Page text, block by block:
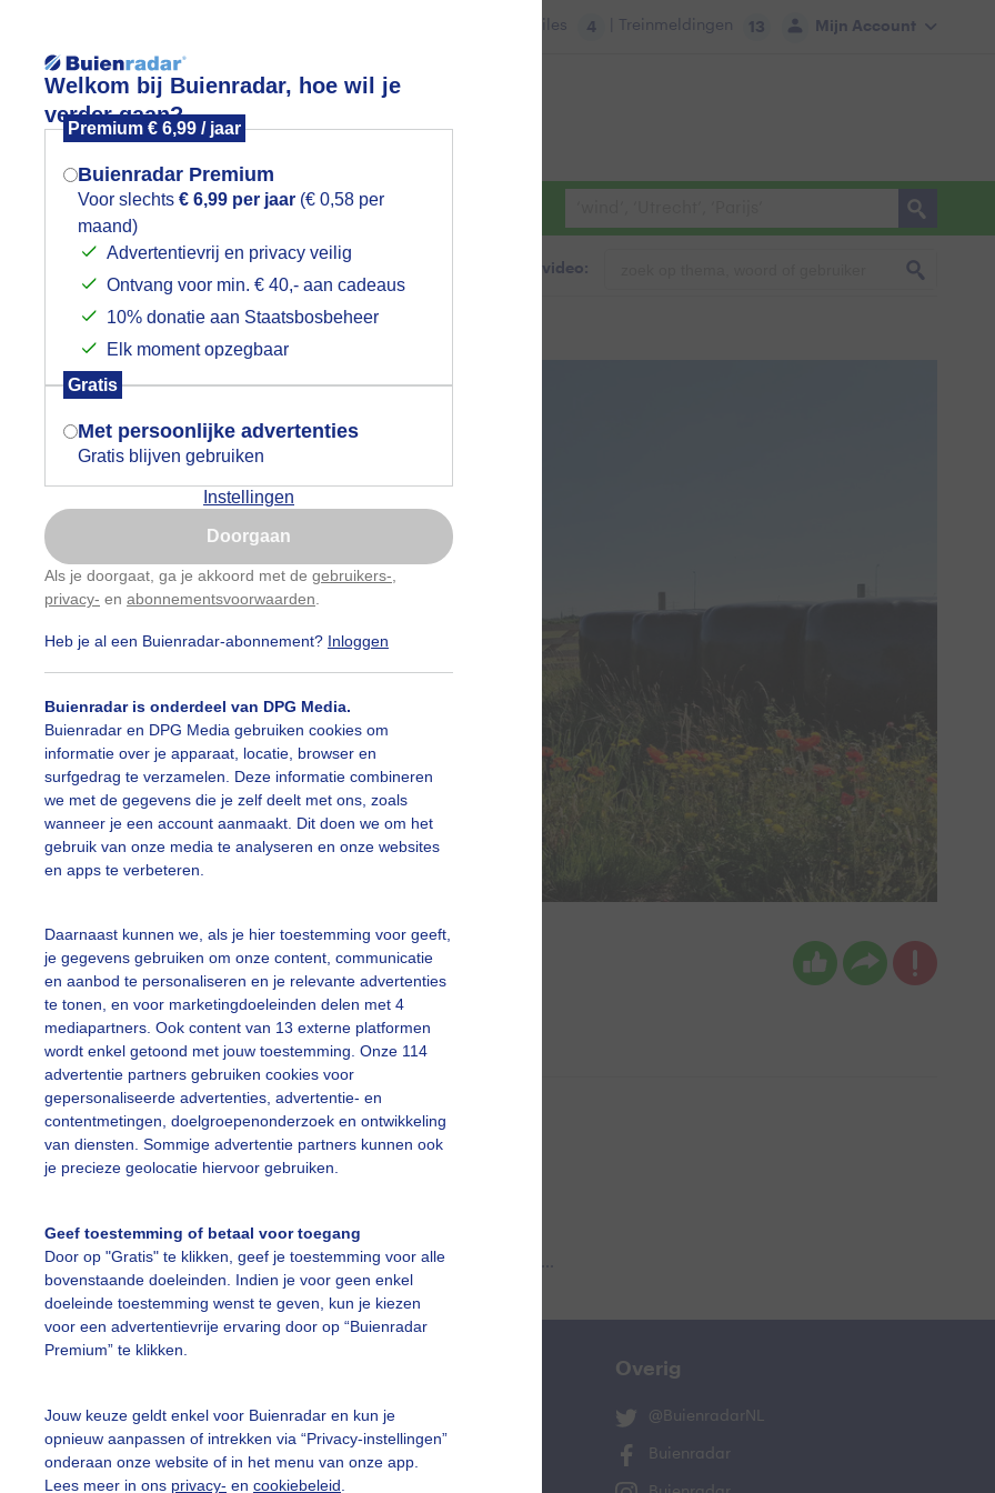
Welkom bij Buienradar, hoe wil je
verder gaan?
Premium € 6,99 / jaar
Buienradar Premium
Voor slechts € 6,99 per jaar (€ 0,58 per
maand)
Advertentievrij en privacy veilig
Ontvang voor min. € 40,- aan cadeaus
10% donatie aan Staatsbosbeheer
Elk moment opzegbaar
Gratis
Met persoonlijke advertenties
Gratis blijven gebruiken
Instellingen
Doorgaan
Als je doorgaat, ga je akkoord met de gebruikers-
privacy- en abonnementsvoorwaarden
Heb je al een Buienradar-abonnement? Inloggen
Buienradar is onderdeel van DPG Media.
Buienradar en DPG Media gebruiken cookies om
informatie over je apparaat, locatie, browser en
surfgedrag te verzamelen. Deze informatie combineren
we met de gegevens die je zelf deelt met ons, zoals
wanneer je een account aanmaakt. Dit doen we om het
gebruik van onze media te analyseren en onze websites
en apps te verbeteren.
Daarnaast kunnen we, als je hier toestemming voor geeft,
je gegevens gebruiken om onze content, communicatie
en aanbod te personaliseren en je relevante advertenties
te tonen, en voor marketingdoeleinden delen met 4
mediapartners. Ook content van 13 externe platformen
wordt enkel getoond met jouw toestemming. Onze 114
advertentie partners gebruiken cookies voor
gepersonaliseerde advertenties, advertentie- en
contentmetingen, doelgroepenonderzoek en ontwikkeling
van diensten. Sommige advertentie partners kunnen ook
je precieze geolocatie hiervoor gebruiken.
Geef toestemming of betaal voor toegang
Door op "Gratis" te klikken, geef je toestemming voor alle
bovenstaande doeleinden. Indien je voor geen enkel
doeleinde toestemming wenst te geven, kun je kiezen
voor een advertentievrije ervaring door op “Buienradar
Premium” te klikken.
Jouw keuze geldt enkel voor Buienradar en kun je
opnieuw aanpassen of intrekken via “Privacy-instellingen”
onderaan onze website of in het menu van onze app.
Lees meer in ons privacy- en cookiebeleid
Mijn Account
Files 4 | Treinmeldingen 13
Foto en video Weerzine
Zoeken in foto & video:
vanmorgen nog even lekker om de polder in te gaan
Tineke Bos-Brink Gemaakt: 30-06-2025, 55x bekeken
slideshow
Een moment geduld aub...
vragen
De Bilt
Overig
@BuienradarNL
Buienradar
Mogen we je locatie gebruiken voor
het weer?
Indien je hier nog geen akkoord op hebt
gegeven, verschijnt er zo een pop-up uit
je browser waarin deze toestemming
gevraagd wordt.
Is goed, toon de popup
Nu niet, misschien later
Gebruik je Safari en wil je niet elke dag deze pop-up
Klikhierom dit aan te passen